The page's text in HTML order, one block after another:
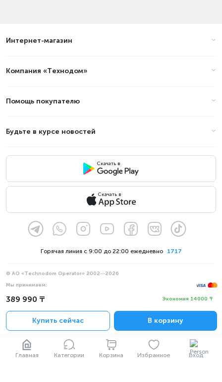
Главная Категории Корзина Избранное Вход
389 990 ₸ Экономия 14000 ₸
Купить сейчас В корзину
Интернет-магазин
Компания «Технодом»
Помощь покупателю
Будьте в курсе новостей
Скачать в
Скачать в
1717
Горячая линия с 9:00 до 22:00 ежедневно
© АО «Technodom Operator» 2002—2026
Мы принимаем:
Официальное уведомление